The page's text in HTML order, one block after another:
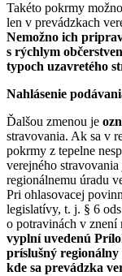
Takéto pokrmy
len v prevádzkach
Nemožno ich
s rýchlym
typoch uzavretého
Nahlásenie
Ďalšou zmenou je
stravovania. Ak sa v
pokrmy z tepelne
verejného
regionálnemu úradu
Pri ohlasovacej
legislatívy, t. j. § 6
o potravinách v znení
vyplní uvedenú
príslušný
kde sa prevádzka